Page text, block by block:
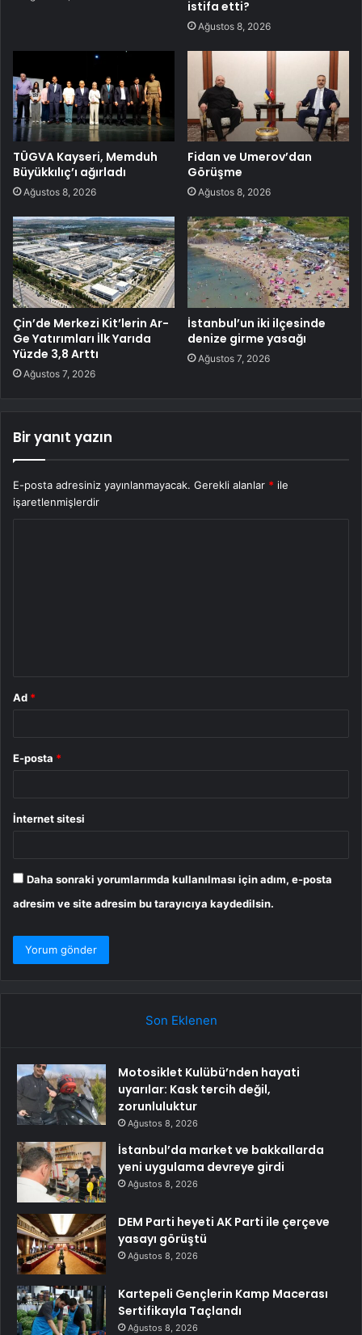
istifa etti?
Ağustos 8, 2026
TÜGVA Kayseri, Memduh
Büyükkılıç’ı ağırladı
Ağustos 8, 2026
Fidan ve Umerov’dan
Görüşme
Ağustos 8, 2026
Çin’de Merkezi Kit’lerin Ar-
Ge Yatırımları İlk Yarıda
Yüzde 3,8 Arttı
Ağustos 7, 2026
İstanbul’un iki ilçesinde
denize girme yasağı
Ağustos 7, 2026
Bir yanıt yazın
E-posta adresiniz yayınlanmayacak. Gerekli alanlar * ile
işaretlenmişlerdir
Ad *
E-posta *
İnternet sitesi
Daha sonraki yorumlarımda kullanılması için adım, e-posta
adresim ve site adresim bu tarayıcıya kaydedilsin.
Son Eklenen
Motosiklet Kulübü’nden hayati
uyarılar: Kask tercih değil,
zorunluluktur
Ağustos 8, 2026
İstanbul’da market ve bakkallarda
yeni uygulama devreye girdi
Ağustos 8, 2026
DEM Parti heyeti AK Parti ile çerçeve
yasayı görüştü
Ağustos 8, 2026
Kartepeli Gençlerin Kamp Macerası
Sertifikayla Taçlandı
Ağustos 8, 2026